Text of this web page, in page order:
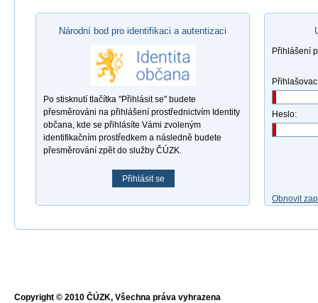
Národní bod pro identifikaci a autentizaci
Po stisknutí tlačítka "Přihlásit se" budete
přesměrováni na přihlášení prostřednictvím Identity
občana, kde se přihlásíte Vámi zvoleným
identifikačním prostředkem a následně budete
přesměrování zpět do služby ČÚZK.
Přihlásit se
Přihlášení
Heslo:
Obnovit
Copyright © 2010 ČÚZK, Všechna práva vyhrazena